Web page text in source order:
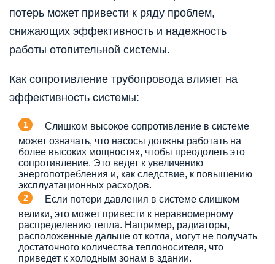
потерь может привести к ряду проблем,
снижающих эффективность и надежность
работы отопительной системы.
Как сопротивление трубопровода влияет на
эффективность системы:
Слишком высокое сопротивление в системе
может означать, что насосы должны работать на
более высоких мощностях, чтобы преодолеть это
сопротивление. Это ведет к увеличению
энергопотребления и, как следствие, к повышению
эксплуатационных расходов.
Если потери давления в системе слишком
велики, это может привести к неравномерному
распределению тепла. Например, радиаторы,
расположенные дальше от котла, могут не получать
достаточного количества теплоносителя, что
приведет к холодным зонам в здании.